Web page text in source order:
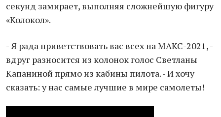
секунд замирает, выполняя сложнейшую фигуру
«Колокол».
- Я рада приветствовать вас всех на МАКС-2021, -
вдруг разносится из колонок голос Светланы
Капаниной прямо из кабины пилота. - И хочу
сказать: у нас самые лучшие в мире самолеты!